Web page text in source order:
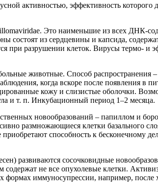
активностью, эффективность которого
Это наименьшие из всех ДНК-
из сердцевины и капсида,
при разрушении клеток. Вирусы термо- и
животные. Способ распространения
когда вскоре после появления в
кожу и слизистые оболочки.
и т. п. Инкубационный период 1–2 месяца.
новообразований – папиллом и
размножающиеся клетки базального
способность к бесконечному
развиваются сосочковидные
не все опухолевые клетки.
формах иммуносупрессии, например,